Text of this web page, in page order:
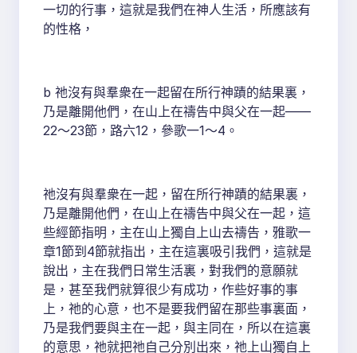
一切的行事，這就是我們在神人生活，所應該有
的性格，
b 祂沒有與羣衆在一起留在所行神蹟的結果裏，
乃是離開他們，在山上在禱告中與父在一起——
22～23節，路六12，參歌一1～4。
祂沒有與羣衆在一起，留在所行神蹟的結果裏，
乃是離開他們，在山上在禱告中與父在一起，這
些經節指明，主在山上獨自上山去禱告，雅歌一
章1節到4節就指出，主在這裏吸引我們，這就是
說出，主在我們日常生活裏，對我們的意願就
是，甚至我們就算很少有成功，作些好事的事
上，祂的心意，也不是要我們留在那些事裏面，
乃是我們要與主在一起，與主同在，所以在這裏
的意思，祂就把祂自己分別出來，祂上山獨自上